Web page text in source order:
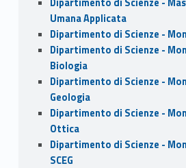
Umana Applicata
Dipartimento di Scienze -
Dipartimento di Scienze -
Biologia
Dipartimento di Scienze -
Geologia
Dipartimento di Scienze -
Ottica
Dipartimento di Scienze -
SCEG